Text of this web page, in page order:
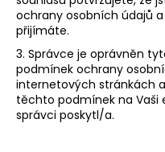
ochrany osobních údajů
přijímáte.
3. Správce je oprávněn
podmínek ochrany
internetových stránkách
těchto podmínek na Vaši
správci poskytl/a.